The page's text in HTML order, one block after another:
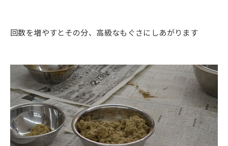
回数を増やすとその分、高級なもぐさにしあがります